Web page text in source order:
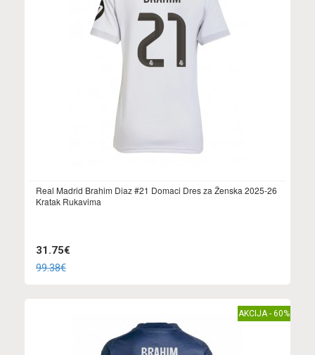
Real Madrid Brahim Diaz #21 Domaci Dres za Ženska 2025-26
Kratak Rukavima
31.75€
99.38€
AKCIJA - 60%